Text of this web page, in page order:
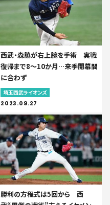
西武・森脇が右上腕を手術 実戦
復帰まで8～10か月…来季開幕間
に合わず
埼玉西武ライオンズ
2023.09.27
勝利の方程式は5回から 西